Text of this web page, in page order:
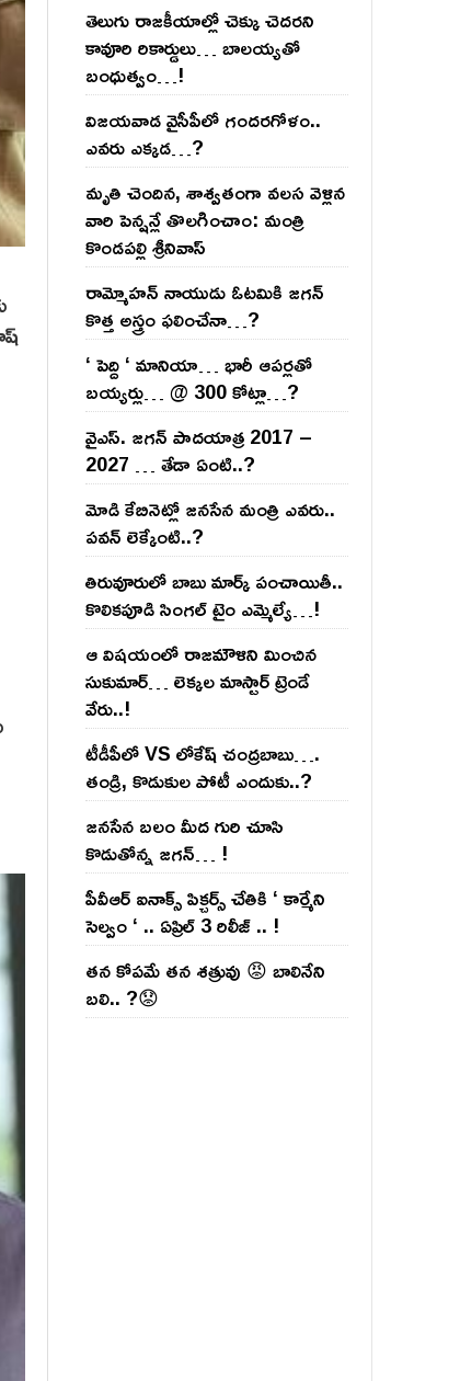
తెలుగు రాజ‌కీయాల్లో చెక్కు చెద‌ర‌ని
కావూరి రికార్డులు… బాల‌య్యతో
బంధుత్వం…!
విజ‌య‌వాడ వైసీపీలో గంద‌ర‌గోళం..
ఎవ‌రు ఎక్క‌డ‌…?
మృతి చెందిన, శాశ్వతంగా వలస వెళ్లిన
వారి పెన్ష‌న్లే తొల‌గించాం: మంత్రి
కొండపల్లి శ్రీనివాస్
రామ్మోహ‌న్ నాయుడు ఓట‌మికి జ‌గ‌న్
కొత్త అస్త్రం ఫ‌లించేనా…?
‘ పెద్ది ‘ మానియా… భారీ ఆప‌ర్ల‌తో
బ‌య్య‌ర్లు… @ 300 కోట్లా…?
వైఎస్‌. జ‌గ‌న్ పాద‌యాత్ర 2017 –
2027 … తేడా ఏంటి..?
మోడి కేబినెట్లో జ‌నసేన మంత్రి ఎవ‌రు..
ప‌వ‌న్ లెక్కేంటి..?
తిరువూరులో బాబు మార్క్ పంచాయితీ..
కొలిక‌పూడి సింగ‌ల్ టైం ఎమ్మెల్యే…!
ఆ విష‌యంలో రాజ‌మౌళిని మించిన
సుకుమార్‌… లెక్క‌ల మాస్టార్ ట్రెండే
వేరు..!
టీడీపీలో VS లోకేష్ చంద్ర‌బాబు….
తండ్రి, కొడుకుల పోటీ ఎందుకు..?
జ‌న‌సేన బ‌లం మీద గురి చూసి
కొడుతోన్న జ‌గ‌న్‌… !
పీవీఆర్ ఐనాక్స్ పిక్చర్స్ చేతికి ‘ కార్మేని
సెల్వం ‘ .. ఏప్రిల్ 3 రిలీజ్ .. !
తన కోపమే తన శత్రువు 😡 బాలినేని
బలి.. ?😟